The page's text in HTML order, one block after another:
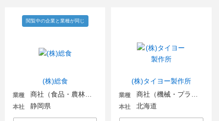
(株)総食
閲覧中の企業と業種が同じ
業種
本社 静岡県
(株)タイヨー製作所
業種
本社 北海道